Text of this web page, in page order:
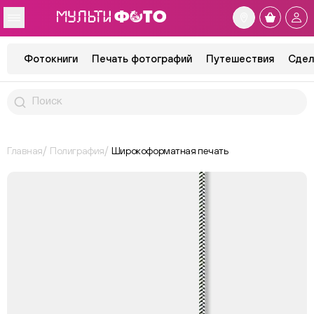
Фотокниги Печать фотографий Путешествия
Главная Полиграфия Широкоформатная печать